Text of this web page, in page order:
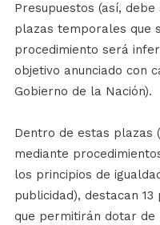
Presupuestos (así,
plazas temporales que
procedimiento será
objetivo anunciado con
Gobierno de la Nación).
Dentro de estas plazas
mediante
los principios de
publicidad), destacan
que permitirán dotar de